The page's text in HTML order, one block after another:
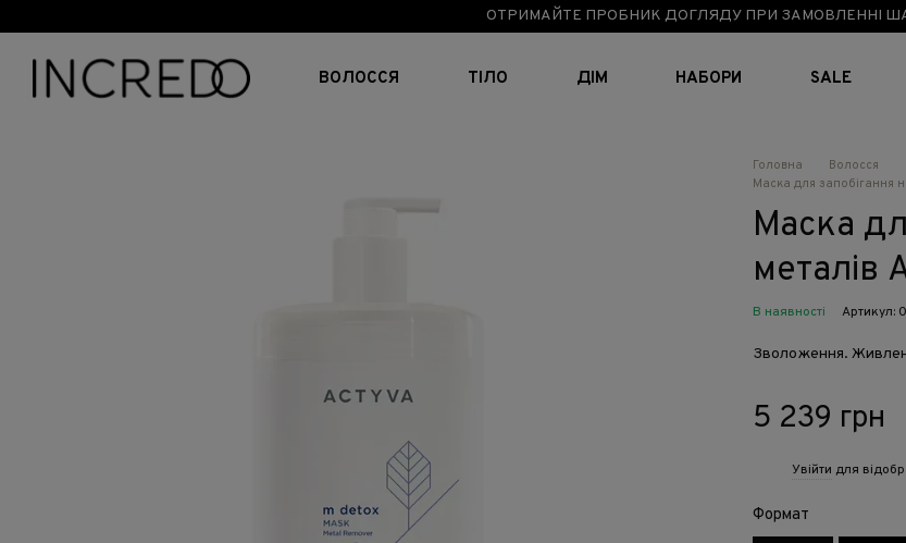
ОТРИМАЙТЕ ПРОБНИК ДОГЛЯДУ ПРИ ЗАМОВЛЕННІ
ВОЛОССЯ ТІЛО ДІМ НАБОРИ SALE
Головна Волосся
Маска для запобігання
Маска
металів
В наявності Артикул:
Зволоження.
5 239 грн
Увійти для
Формат